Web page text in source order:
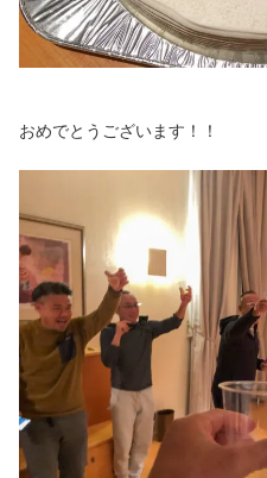
おめでとうございます！！